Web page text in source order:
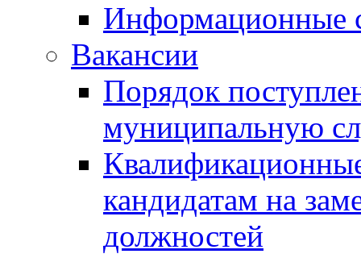
Информационные
Вакансии
Порядок
муниципальную
кандидатам на
должностей